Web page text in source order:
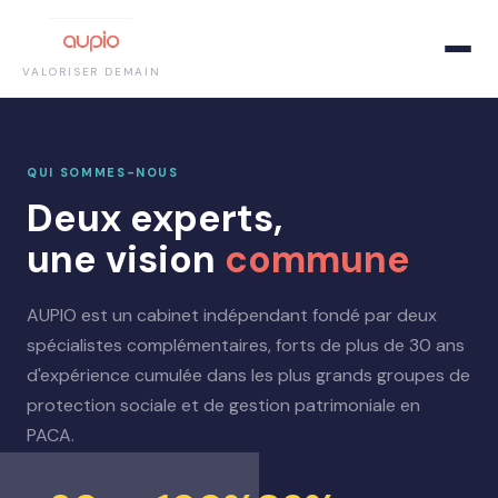
VALORISER DEMAIN
QUI SOMMES-NOUS
Deux experts,
une vision commune
AUPIO est un cabinet indépendant fondé par deux
spécialistes complémentaires, forts de plus de 30 ans
d'expérience cumulée dans les plus grands groupes de
protection sociale et de gestion patrimoniale en
PACA.